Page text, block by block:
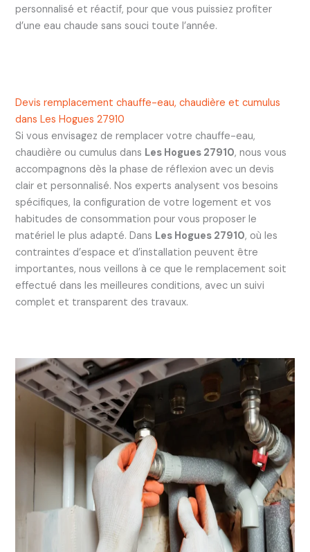
personnalisé et réactif, pour que vous puissiez profiter
d’une eau chaude sans souci toute l’année.
Devis remplacement chauffe-eau, chaudière et cumulus
dans Les Hogues 27910
Si vous envisagez de remplacer votre chauffe-eau,
chaudière ou cumulus dans Les Hogues 27910, nous vous
accompagnons dès la phase de réflexion avec un devis
clair et personnalisé. Nos experts analysent vos besoins
spécifiques, la configuration de votre logement et vos
habitudes de consommation pour vous proposer le
matériel le plus adapté. Dans Les Hogues 27910, où les
contraintes d’espace et d’installation peuvent être
importantes, nous veillons à ce que le remplacement soit
effectué dans les meilleures conditions, avec un suivi
complet et transparent des travaux.